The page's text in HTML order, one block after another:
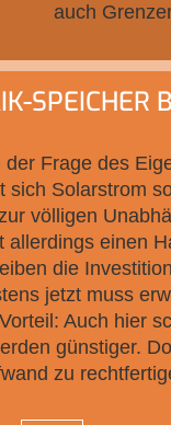
auch
SPEICHER
Frage des
sich Solarstrom
völligen
allerdings einen
die
jetzt muss
Auch hier
günstiger.
zu